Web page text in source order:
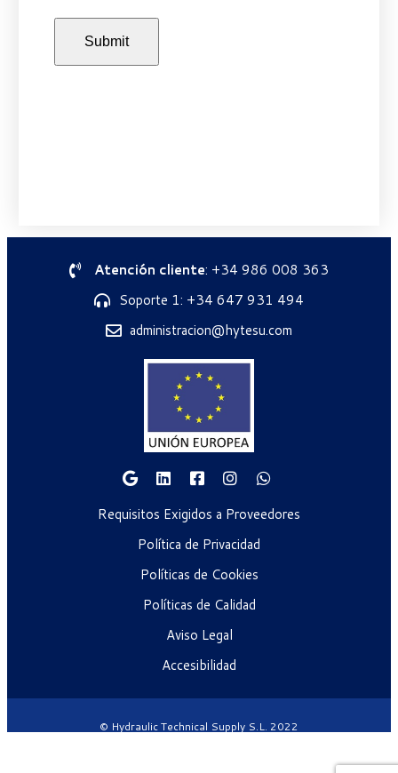
Atención cliente: +34 986 008 363
Soporte 1: +34 647 931 494
administracion@hytesu.com
Requisitos Exigidos a Proveedores
Política de Privacidad
Políticas de Cookies
Políticas de Calidad
Aviso Legal
Accesibilidad
© Hydraulic Technical Supply S.L. 2022